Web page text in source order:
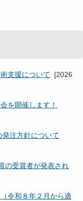
支援について [2026
を開催します！
注方針について
の受賞者が発表され
令和８年２月から適